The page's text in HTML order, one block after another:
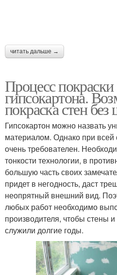
читать дальше →
Процесс покраски
гипсокартона.
покраска стен
Гипсокартон можно назвать
материалом. Однако при всей
очень требователен.
тонкости технологии, в
большую часть своих
придет в негодность, даст
неопрятный внешний вид.
любых работ необходимо
производителя, чтобы стены
служили долгие годы.